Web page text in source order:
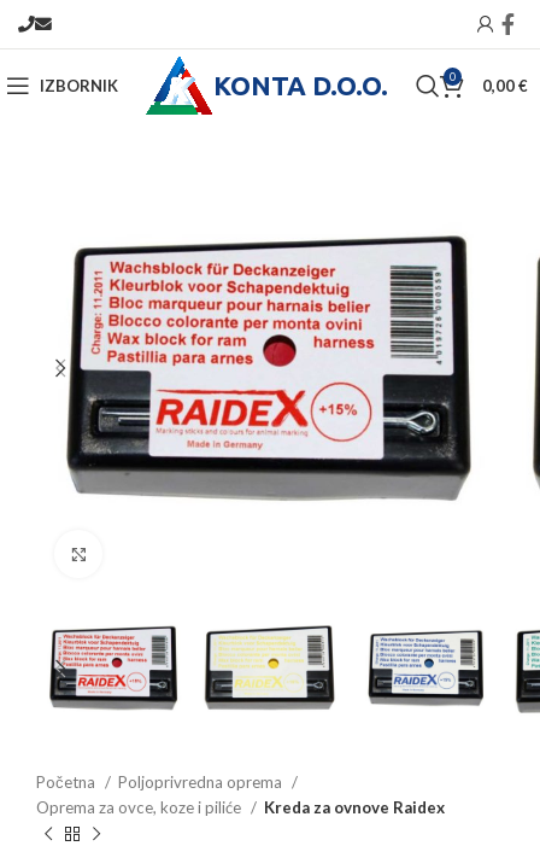
IZBORNIK KONTA D.O.O. 0 0,00€
Početna
Poljoprivredna oprema
Oprema za ovce, koze i piliće
Kreda za ovnove Raidex